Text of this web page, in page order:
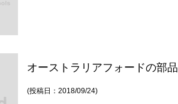
オーストラリアフォードの部品
(投稿日：2018/09/24)